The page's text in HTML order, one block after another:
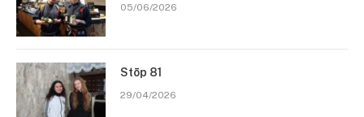
05/06/2026
Stōp 81
29/04/2026